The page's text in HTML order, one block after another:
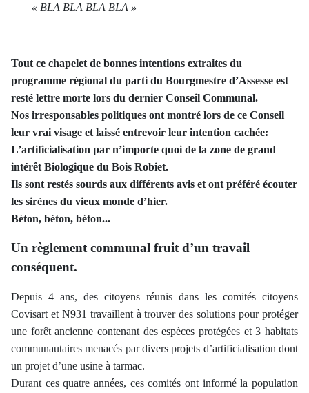
« BLA BLA BLA BLA »
Tout ce chapelet de bonnes intentions extraites du
programme régional du parti du Bourgmestre d’Assesse est
resté lettre morte lors du dernier Conseil Communal.
Nos irresponsables politiques ont montré lors de ce Conseil
leur vrai visage et laissé entrevoir leur intention cachée:
L’artificialisation par n’importe quoi de la zone de grand
intérêt Biologique du Bois Robiet.
Ils sont restés sourds aux différents avis et ont préféré écouter
les sirènes du vieux monde d’hier.
Béton, béton, béton...
Un règlement communal fruit d’un travail
conséquent.
Depuis 4 ans, des citoyens réunis dans les comités citoyens
Covisart et N931 travaillent à trouver des solutions pour protéger
une forêt ancienne contenant des espèces protégées et 3 habitats
communautaires menacés par divers projets d’artificialisation dont
un projet d’une usine à tarmac.
Durant ces quatre années, ces comités ont informé la population